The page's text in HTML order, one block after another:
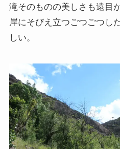
滝そのものの美しさも遠目
岸にそびえ立つごつごつし
しい。